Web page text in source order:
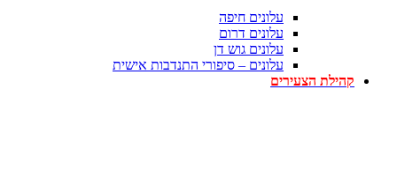
עלונים חיפה
עלונים דרום
עלונים גוש דן
עלונים – סיפורי התנדבות אישית
קהילת הצעירים